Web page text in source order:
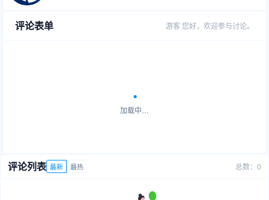
评论表单 游客 您好，欢迎参与讨论。
加载中…
评论列表 最新 最热 总数：0